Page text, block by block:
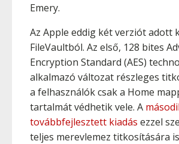
Emery.
Az Apple eddig két verziót adott
FileVaultból. Az első, 128 bites
Encryption Standard (AES)
alkalmazó változat részleges
a felhasználók csak a Home
tartalmát védhetik vele. A
továbbfejlesztett kiadás ezzel
teljes merevlemez titkosítására